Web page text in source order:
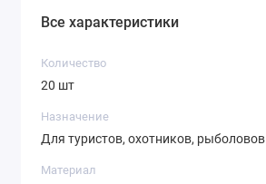
Все характеристики
Количество
20 шт
Назначение
Для туристов, охотников, рыболовов
Материал